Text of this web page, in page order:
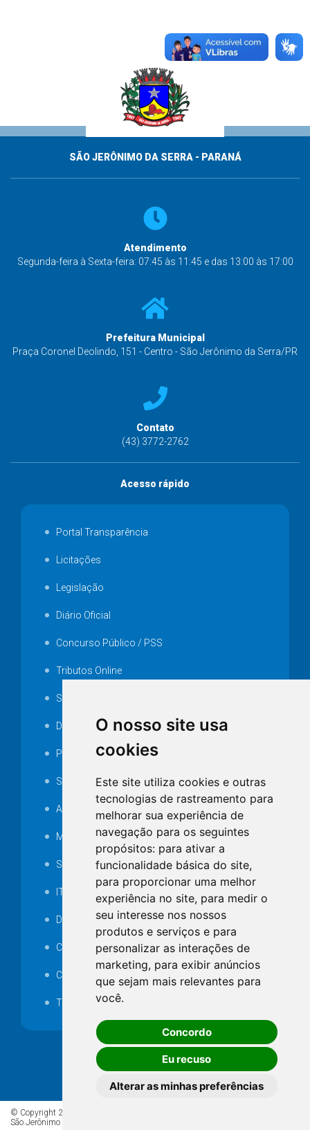
O nosso site usa
cookies
Este site utiliza cookies e outras
tecnologias de rastreamento para
melhorar sua experiência de
navegação para os seguintes
propósitos: para ativar a
funcionalidade básica do site,
para proporcionar uma melhor
experiência no site, para medir o
seu interesse nos nossos
produtos e serviços e para
personalizar as interações de
marketing, para exibir anúncios
que sejam mais relevantes para
você.
Concordo
Eu recuso
Alterar as minhas preferências
SÃO JERÔNIMO DA SERRA - PARANÁ
Atendimento
Segunda-feira à Sexta-feira: 07:45 às 11:45 e das 13:00 às 17:00
Prefeitura Municipal
Praça Coronel Deolindo, 151 - Centro - São Jerônimo da Serra/PR
Contato
(43) 3772-2762
Acesso rápido
Portal Transparência
Licitações
Legislação
Diário Oficial
Concurso Público / PSS
Tributos Online
Serviços ISS-E
Decretos
Portarias
SAMAE
Audiência pública
MANUTENÇÃO DE ILUMINAÇÃO PÚBLICA
Serviços Técnicos TI
ITR
Desapropriações
Catalogo Eletrônico de Padronização
Consórcios Municipais
Telefones Úteis
© Copyright 2026 - Todos os direitos reservados à Prefeitura de
São Jerônimo da Serra/PR